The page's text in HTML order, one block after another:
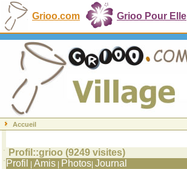
Grioo.com Grioo Pour Elle
Accueil
Profil::grioo (9249 visites)
Profil
Amis Photos Journal